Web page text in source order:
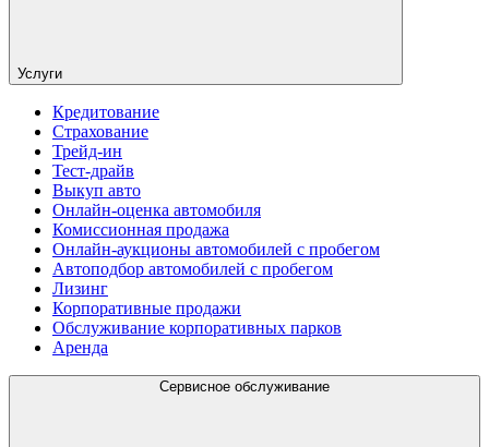
Услуги
Кредитование
Страхование
Трейд-ин
Тест-драйв
Выкуп авто
Онлайн-оценка автомобиля
Комиссионная продажа
Онлайн-аукционы автомобилей с пробегом
Автоподбор автомобилей с пробегом
Лизинг
Корпоративные продажи
Обслуживание корпоративных парков
Аренда
Сервисное обслуживание